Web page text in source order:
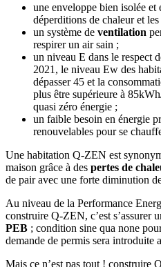
une enveloppe bien isolée et
déperditions de chaleur et les
un système de ventilation
respirer un air sain ;
un niveau E dans le respect
2021, le niveau Ew des
dépasser 45 et la
plus être supérieure à
quasi zéro énergie ;
un faible besoin en énergie
renouvelables pour se
Une habitation Q-ZEN est
maison grâce à des pertes de
de pair avec une forte diminution
Au niveau de la Performance
construire Q-ZEN, c’est s’assurer
PEB ; condition sine qua none
demande de permis sera introduite
Mais ce n’est pas tout ! construire